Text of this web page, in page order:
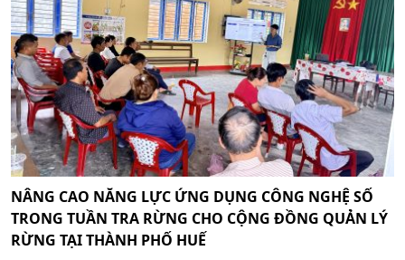
NÂNG CAO NĂNG LỰC ỨNG DỤNG CÔNG NGHỆ SỐ
TRONG TUẦN TRA RỪNG CHO CỘNG ĐỒNG QUẢN LÝ
RỪNG TẠI THÀNH PHỐ HUẾ